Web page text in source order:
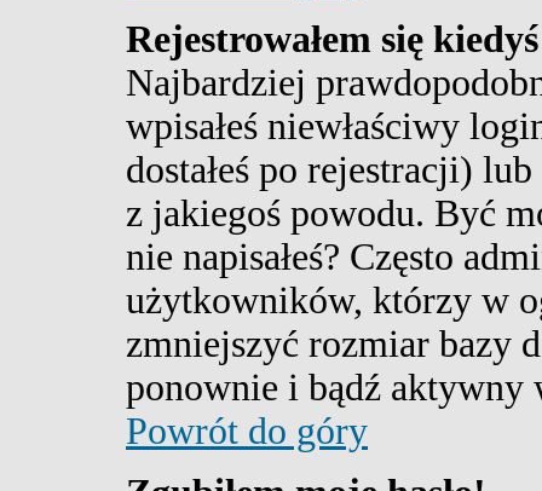
Rejestrowałem się
Najbardziej
wpisałeś niewłaściwy
dostałeś po rejestracji)
z jakiegoś powodu. Być
nie napisałeś? Często
użytkowników, którzy w
zmniejszyć rozmiar bazy
ponownie i bądź aktywny
Powrót do góry